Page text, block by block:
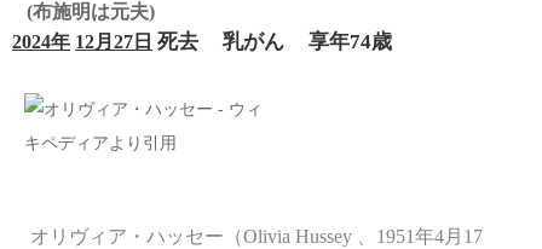
(布施明は元夫)
2024年 12月27日 死去 乳がん 享年74歳
オリヴィア・ハッセー（Olivia Hussey 、1951年4月17